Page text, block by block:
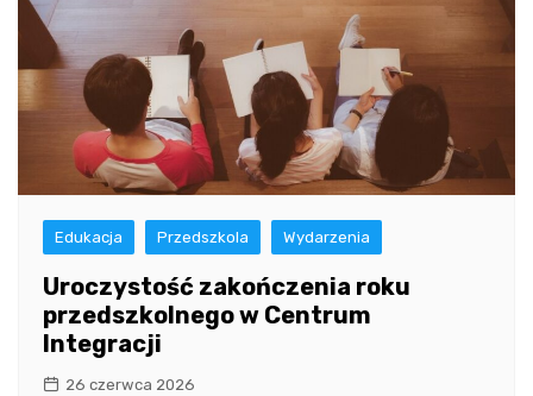
Edukacja Przedszkola Wydarzenia
Uroczystość zakończenia roku
przedszkolnego w Centrum
Integracji
26 czerwca 2026